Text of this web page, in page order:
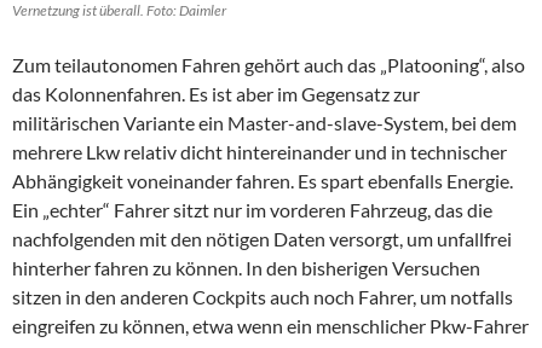
Vernetzung ist überall. Foto: Daimler
Zum teilautonomen Fahren gehört auch das „Platooning“, also
das Kolonnenfahren. Es ist aber im Gegensatz zur
militärischen Variante ein Master-and-slave-System, bei dem
mehrere Lkw relativ dicht hintereinander und in technischer
Abhängigkeit voneinander fahren. Es spart ebenfalls Energie.
Ein „echter“ Fahrer sitzt nur im vorderen Fahrzeug, das die
nachfolgenden mit den nötigen Daten versorgt, um unfallfrei
hinterher fahren zu können. In den bisherigen Versuchen
sitzen in den anderen Cockpits auch noch Fahrer, um notfalls
eingreifen zu können, etwa wenn ein menschlicher Pkw-Fahrer